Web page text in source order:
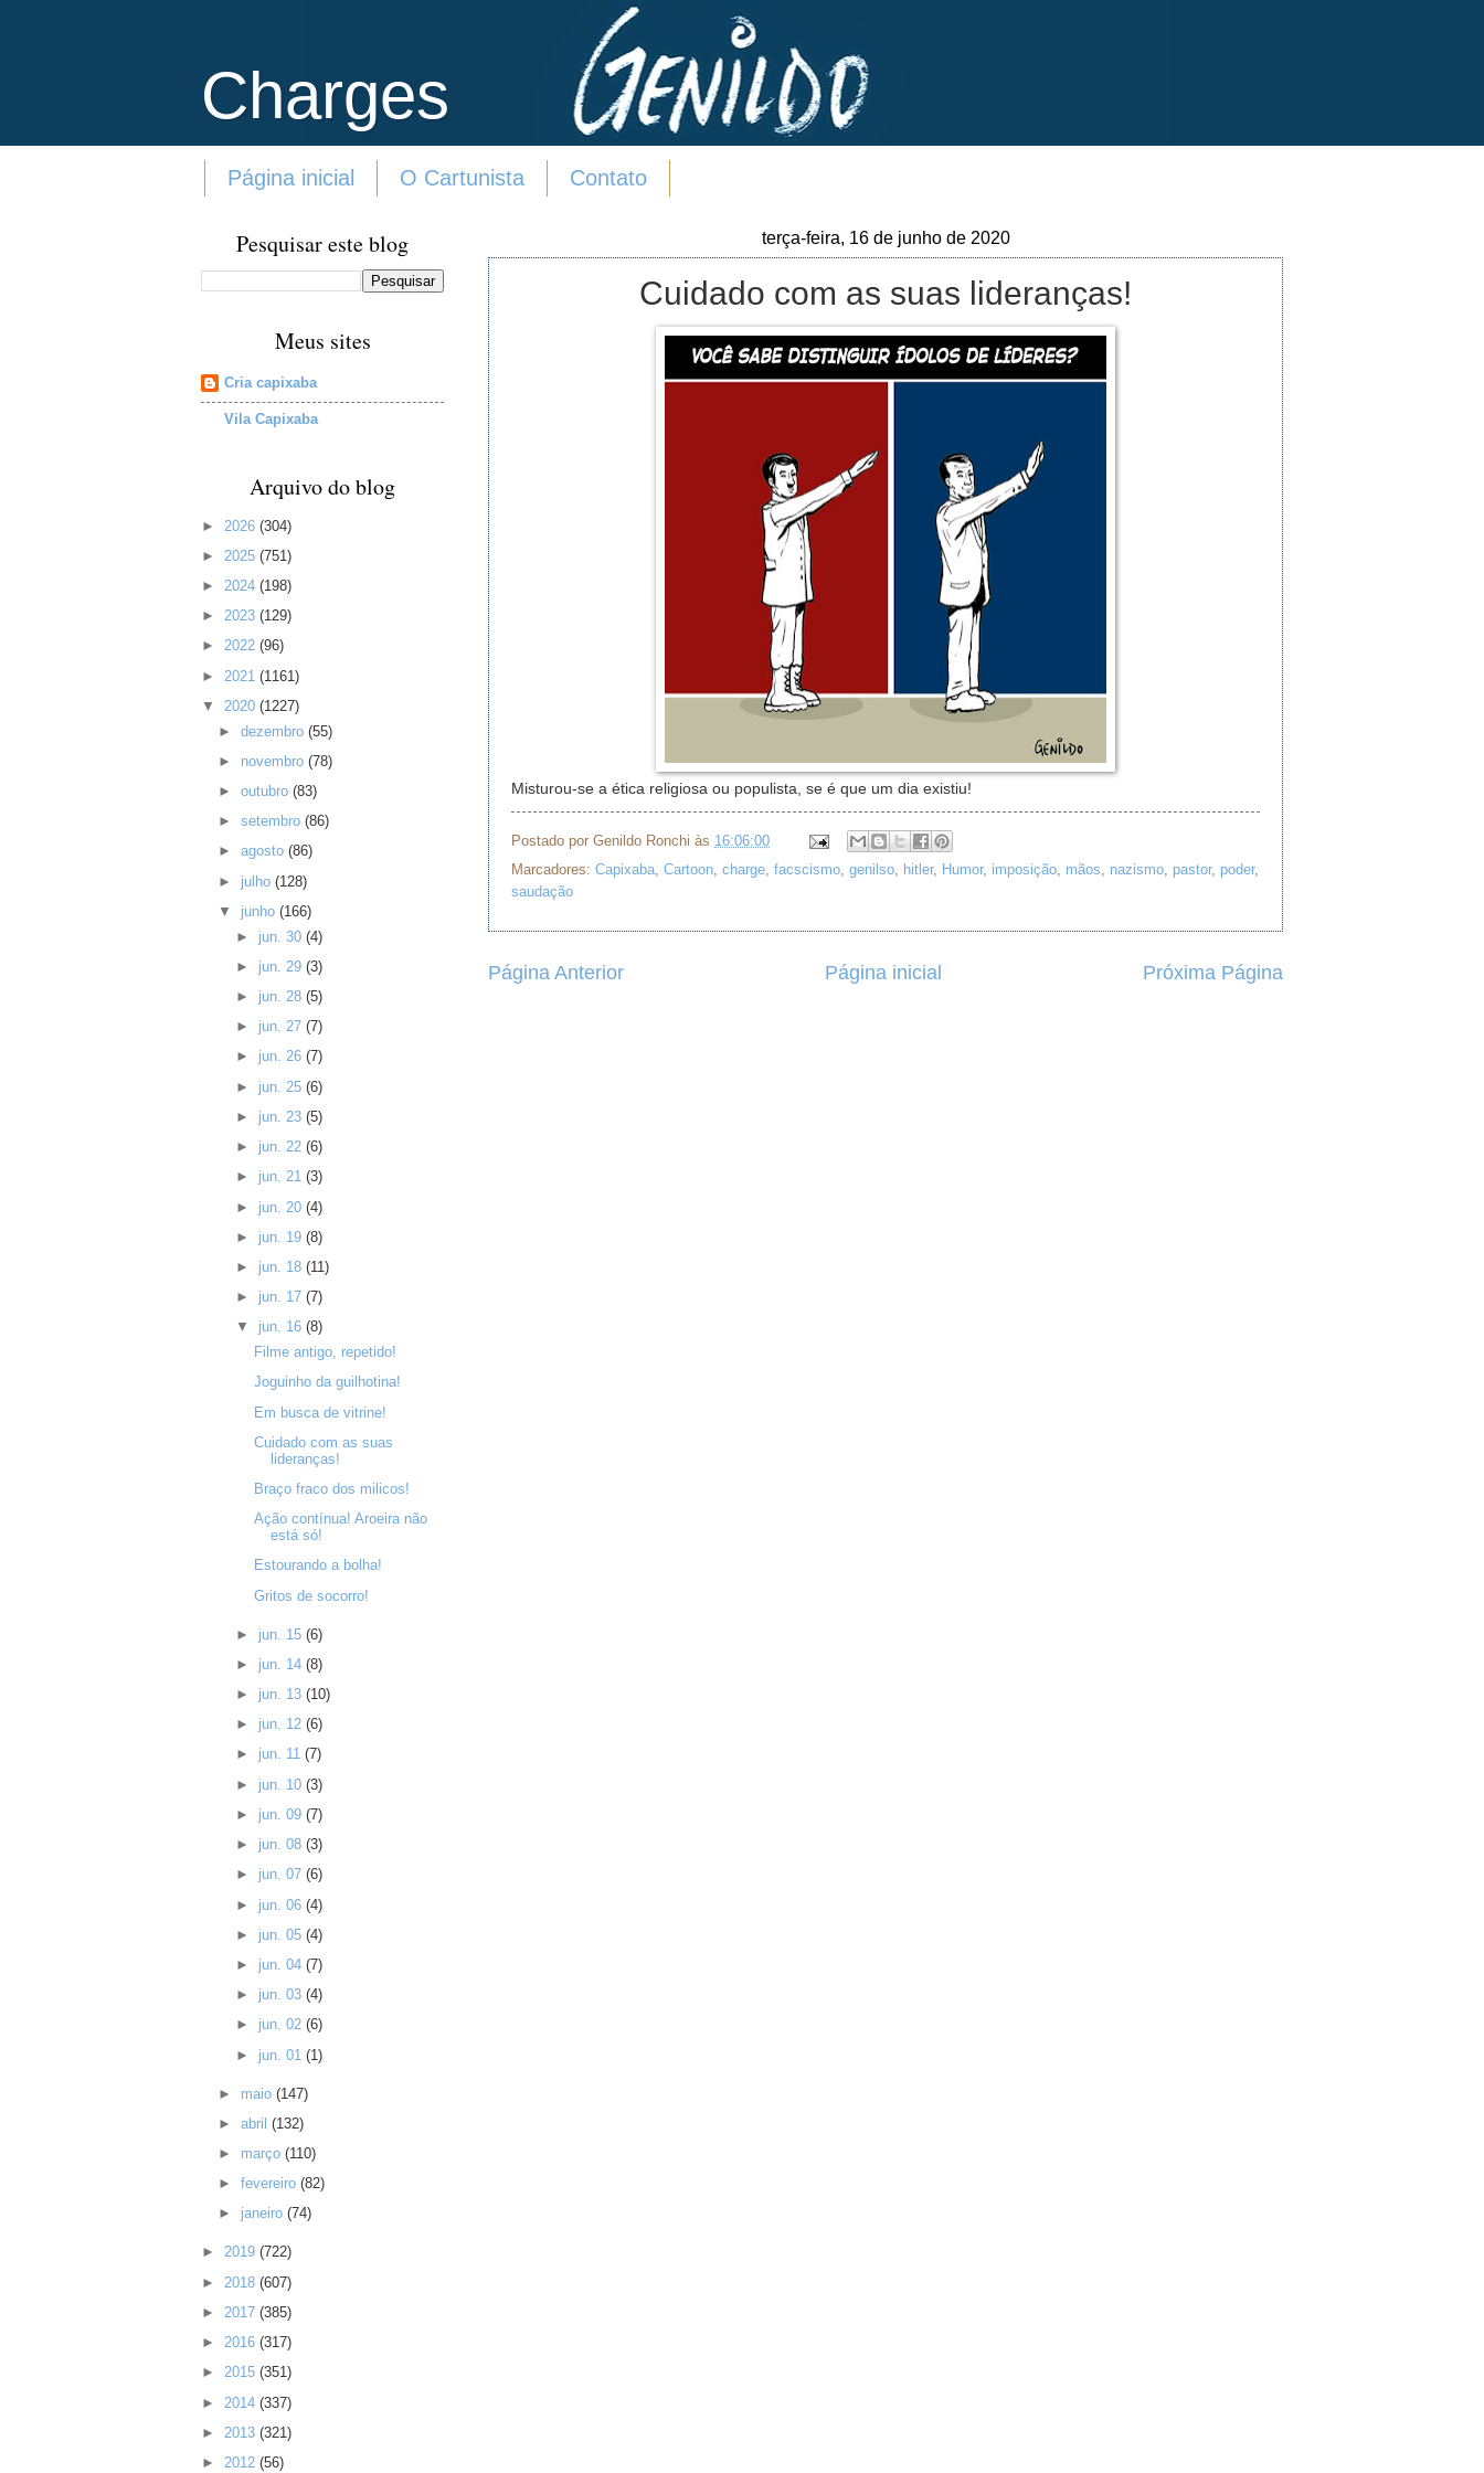
Charges
Página inicial O Cartunista Contato
terça-feira, 16 de junho de 2020
Cuidado com as suas lideranças!
Misturou-se a ética religiosa ou populista, se é que um dia existiu!
Postado por Genildo Ronchi às 16:06:00
Marcadores: Capixaba, Cartoon, charge, facscismo, genilso, hitler, Humor, imposição, mãos, nazismo, pastor, poder,
saudação
Página Anterior Próxima Página
Página inicial
Pesquisar este blog
Meus sites
Cria capixaba
Vila Capixaba
Arquivo do blog
► 2026 (304)
► 2025 (751)
► 2024 (198)
► 2023 (129)
► 2022 (96)
► 2021 (1161)
▼ 2020 (1227)
►dezembro(55)
► novembro(78)
►outubro(83)
►setembro(86)
►agosto(86)
► julho(128)
▼ junho(166)
► jun. 30 (4)
► jun. 29 (3)
► jun. 28 (5)
► jun. 27 (7)
► jun. 26 (7)
► jun. 25 (6)
► jun. 23 (5)
► jun. 22 (6)
► jun. 21 (3)
► jun. 20 (4)
► jun. 19 (8)
► jun. 18 (11)
► jun. 17 (7)
▼ jun. 16 (8)
Filme antigo, repetido!
Joguinho da guilhotina!
Em busca de vitrine!
Cuidado com as suas
lideranças!
Braço fraco dos milicos!
Ação contínua! Aroeira não
está só!
Estourando a bolha!
Gritos de socorro!
► jun. 15 (6)
► jun. 14 (8)
► jun. 13 (10)
► jun. 12 (6)
► jun. 11 (7)
► jun. 10 (3)
► jun. 09 (7)
► jun. 08 (3)
► jun. 07 (6)
► jun. 06 (4)
► jun. 05 (4)
► jun. 04 (7)
► jun. 03 (4)
► jun. 02 (6)
► jun. 01 (1)
► maio(147)
►abril(132)
► março(110)
►fevereiro(82)
► janeiro(74)
► 2019 (722)
► 2018 (607)
► 2017 (385)
► 2016 (317)
► 2015 (351)
► 2014 (337)
► 2013 (321)
► 2012 (56)